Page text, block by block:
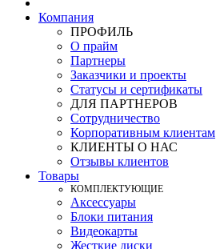
Компания
ПРОФИЛЬ
О прайм
Партнеры
Заказчики и проекты
Статусы и сертификаты
ДЛЯ ПАРТНЕРОВ
Сотрудничество
Корпоративным клиентам
КЛИЕНТЫ О НАС
Отзывы клиентов
Товары
КOМПЛЕКТУЮЩИЕ
Аксессуары
Блоки питания
Видеокарты
Жесткие диски